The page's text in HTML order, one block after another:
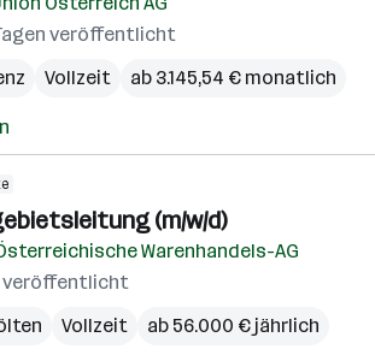
veröffentlicht
Vollzeit ab 3.145,54 € monatlich
(m/w/d)
Warenhandels-AG
veröffentlicht
Vollzeit ab 56.000 € jährlich